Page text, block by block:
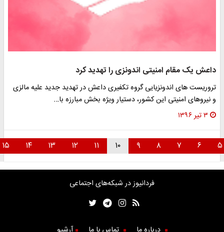
داعش یک مقام امنیتی اندونزی را تهدید کرد
تروریست های اندونزیایی گروه تکفیری داعش در تهدید جدید علیه مالزی
و نیروهای امنیتی این کشور، دستیار ویژه بخش مبارزه با…
۳ تیر ۱۳۹۶
۱۲ ۱۳ ۱۴ ۱۵
فردانیوز در شبکه‌های اجتماعی